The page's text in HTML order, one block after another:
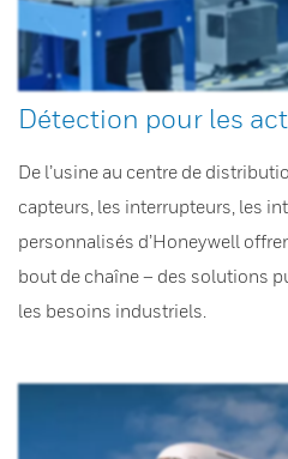
Détection pour les
De l’usine au centre de
capteurs, les interrupteurs, les
personnalisés d’Honeywell
bout de chaîne – des solutions
les besoins industriels.